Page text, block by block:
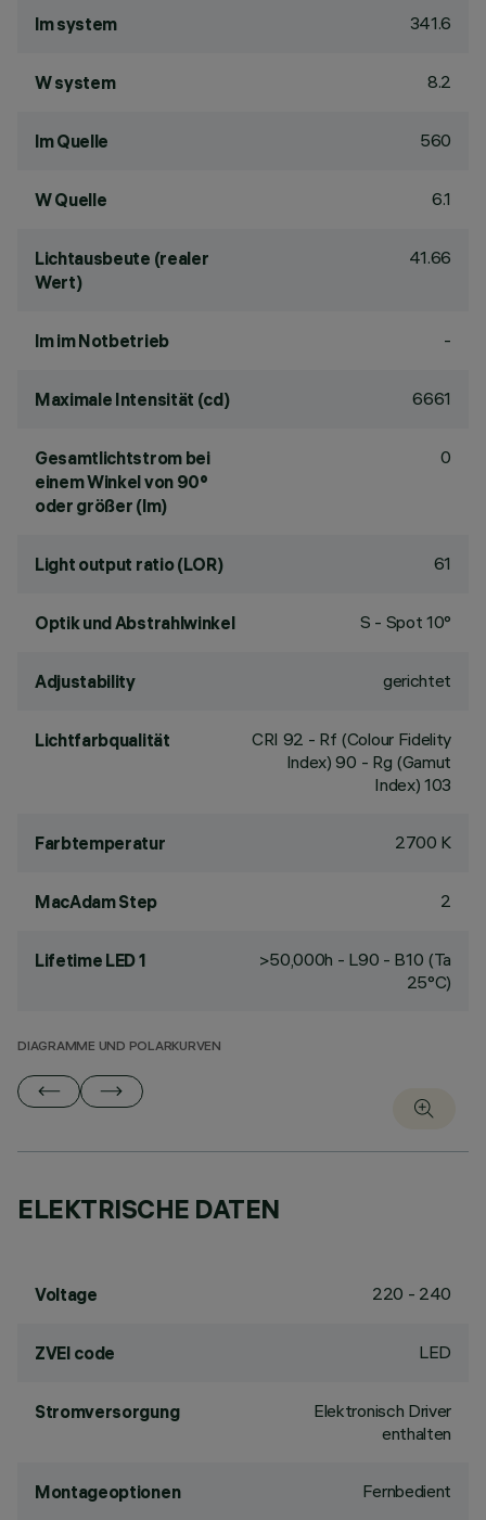
lm system 341.6
W system 8.2
lm Quelle 560
W Quelle 6.1
Lichtausbeute (realer
Wert)
41.66
lm im Notbetrieb -
Maximale Intensität (cd) 6661
Gesamtlichtstrom bei
einem Winkel von 90°
oder größer (lm)
0
Light output ratio (LOR) 61
Optik und Abstrahlwinkel S - Spot 10°
Adjustability gerichtet
Lichtfarbqualität CRI 92 - Rf (Colour Fidelity
Index) 90 - Rg (Gamut
Index) 103
Farbtemperatur 2700 K
MacAdam Step 2
Lifetime LED 1
>50,000h - L90 - B10 (Ta
25°C)
DIAGRAMME UND POLARKURVEN
ELEKTRISCHE DATEN
Voltage 220 - 240
ZVEI code LED
Stromversorgung
Elektronisch Driver
enthalten
Montageoptionen Fernbedient